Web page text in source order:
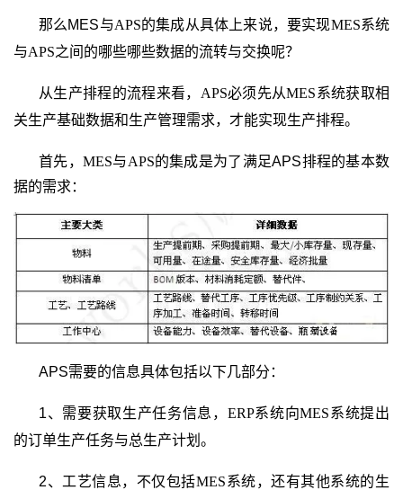
那么MES与APS的集成从具体上来说，要实现MES系统
与APS之间的哪些哪些数据的流转与交换呢？
从生产排程的流程来看， APS必须先从MES系统获取相
关生产基础数据和生产管理需求，才能实现生产排程。
首先， MES与APS的集成是为了 满足APS排程的基本数
据的需求：
APS需要的信息具体包括以下几部分：
1、需要获取生产任务信息， ERP系统向MES系统提出
的订单生产任务与总生产计划。
2、工艺信息，不仅包括MES系统，还有其他系统的生